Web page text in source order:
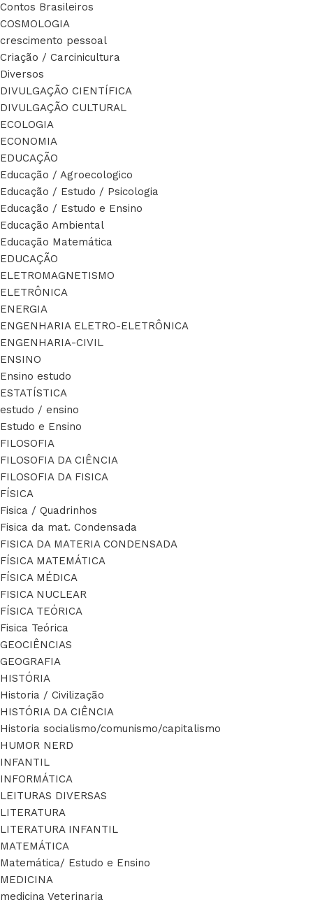
Contos Brasileiros
COSMOLOGIA
crescimento pessoal
Criação / Carcinicultura
Diversos
DIVULGAÇÃO CIENTÍFICA
DIVULGAÇÃO CULTURAL
ECOLOGIA
ECONOMIA
EDUCAÇÃO
Educação / Agroecologico
Educação / Estudo / Psicologia
Educação / Estudo e Ensino
Educação Ambiental
Educação Matemática
EDUCAÇÃO
ELETROMAGNETISMO
ELETRÔNICA
ENERGIA
ENGENHARIA ELETRO-ELETRÔNICA
ENGENHARIA-CIVIL
ENSINO
Ensino estudo
ESTATÍSTICA
estudo / ensino
Estudo e Ensino
FILOSOFIA
FILOSOFIA DA CIÊNCIA
FILOSOFIA DA FISICA
FÍSICA
Fisica / Quadrinhos
Fisica da mat. Condensada
FISICA DA MATERIA CONDENSADA
FÍSICA MATEMÁTICA
FÍSICA MÉDICA
FISICA NUCLEAR
FÍSICA TEÓRICA
Fisica Teórica
GEOCIÊNCIAS
GEOGRAFIA
HISTÓRIA
Historia / Civilização
HISTÓRIA DA CIÊNCIA
Historia socialismo/comunismo/capitalismo
HUMOR NERD
INFANTIL
INFORMÁTICA
LEITURAS DIVERSAS
LITERATURA
LITERATURA INFANTIL
MATEMÁTICA
Matemática/ Estudo e Ensino
MEDICINA
medicina Veterinaria